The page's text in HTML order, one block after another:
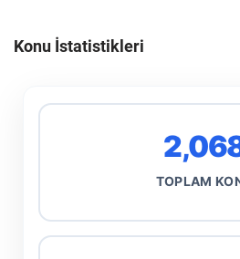
Konu İstatistikleri
TOPLAM